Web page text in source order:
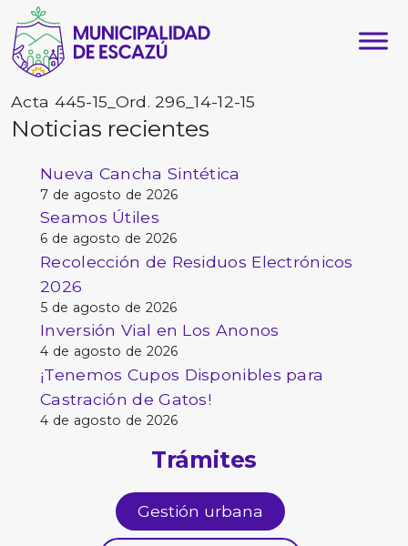
Acta 445-15_Ord. 296_14-12-15
Noticias recientes
Nueva Cancha Sintética
7 de agosto de 2026
Seamos Útiles
6 de agosto de 2026
Recolección de Residuos Electrónicos
2026
5 de agosto de 2026
Inversión Vial en Los Anonos
4 de agosto de 2026
¡Tenemos Cupos Disponibles para
Castración de Gatos!
4 de agosto de 2026
Trámites
Gestión urbana